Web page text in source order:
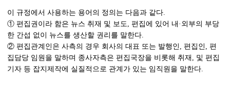
이 규정에서 사용하는 용어의 정의는 다음과 같다.
① 편집권이라 함은 뉴스 취재 및 보도, 편집에 있어 내·외부의 부당
한 간섭 없이 뉴스를 생산할 권리를 말한다.
② 편집관계인은 사측의 경우 회사의 대표 또는 발행인, 편집인, 편
집담당 임원을 말하며 종사자측은 편집국장을 비롯해 취재, 및 편집